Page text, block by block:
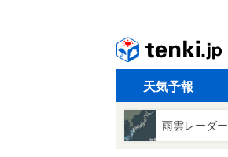
天気予報
雨雲レーダー